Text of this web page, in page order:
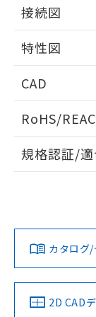
接続図
端子配置/内部接
特性図
入力電圧-入力電
CAD
ドすること
ダウンロードデ
みください。
ソフトウェアの
RoHS/
EU RoHS 注
対応済み
中国 RoHS
規格認証/
LR型式承認
（イギリス
船舶規格）
カタログ
2D CAD
るもの
もので
また、
既に当
してい
り、
す。